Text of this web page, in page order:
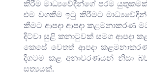
කිරීම මාධ්‍යවේදීන්ගේ පරම
එම වගකීම ඉටු කිරීමට
කීමට ආපදා ආපදා කළමනාකරණ
දිට්වා සුළි කනාටුවක් සමග ආපදා
කෙසේ වෙතත් ආපදා
දිගටම කළ අනාවරණයන් නිසා
සත්‍යයක්.